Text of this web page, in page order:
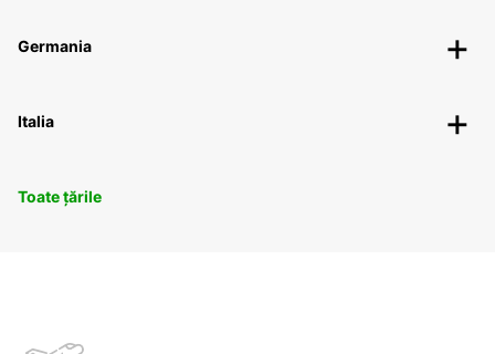
Germania
Italia
Toate țările